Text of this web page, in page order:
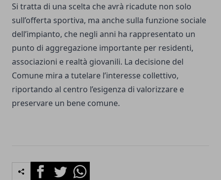
Si tratta di una scelta che avrà ricadute non solo
sull’offerta sportiva, ma anche sulla funzione sociale
dell’impianto, che negli anni ha rappresentato un
punto di aggregazione importante per residenti,
associazioni e realtà giovanili. La decisione del
Comune mira a tutelare l’interesse collettivo,
riportando al centro l’esigenza di valorizzare e
preservare un bene comune.
FacebookTwitterWhatsapp